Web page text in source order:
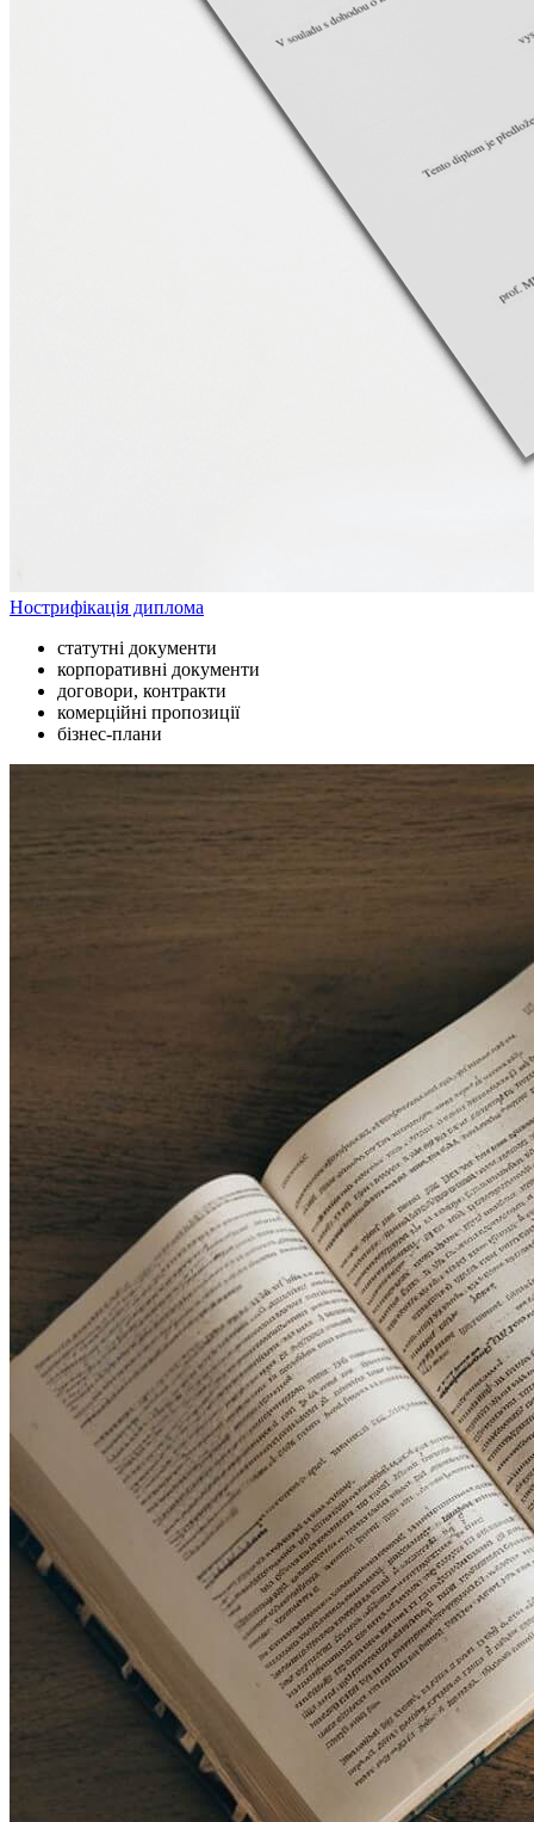
Нострифікація диплома
статутні документи
корпоративні документи
договори, контракти
комерційні пропозиції
бізнес-плани